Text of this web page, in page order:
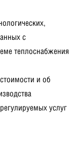
с
теплоснабжения
и об
услуг